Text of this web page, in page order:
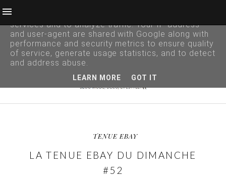
TENUE EBAY
LA TENUE EBAY DU DIMANCHE
#52
This site uses cookies from Google to deliver its
services and to analyze traffic. Your IP address
and user-agent are shared with Google along with
performance and security metrics to ensure quality
of service, generate usage statistics, and to detect
and address abuse.
LEARN MORE GOT IT